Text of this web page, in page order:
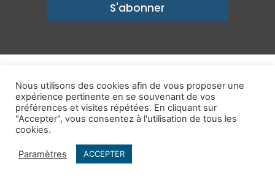
S'abonner
un avenir prospère
Mentions légales-Politique de confidentialité-Contact
Publications
Nous utilisons des cookies afin de vous proposer une
expérience pertinente en se souvenant de vos
préférences et visites répétées. En cliquant sur
"Accepter", vous consentez à l'utilisation de tous les
cookies.
Paramètres ACCEPTER